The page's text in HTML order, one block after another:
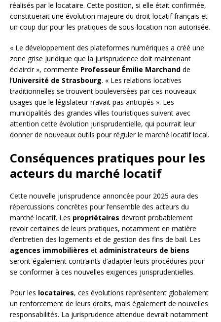
réalisés par le locataire. Cette position, si elle était confirmée,
constituerait une évolution majeure du droit locatif français et
un coup dur pour les pratiques de sous-location non autorisée.
« Le développement des plateformes numériques a créé une
zone grise juridique que la jurisprudence doit maintenant
éclaircir », commente Professeur Émilie Marchand de
l’Université de Strasbourg. « Les relations locatives
traditionnelles se trouvent bouleversées par ces nouveaux
usages que le législateur n’avait pas anticipés ». Les
municipalités des grandes villes touristiques suivent avec
attention cette évolution jurisprudentielle, qui pourrait leur
donner de nouveaux outils pour réguler le marché locatif local.
Conséquences pratiques pour les
acteurs du marché locatif
Cette nouvelle jurisprudence annoncée pour 2025 aura des
répercussions concrètes pour l’ensemble des acteurs du
marché locatif. Les propriétaires devront probablement
revoir certaines de leurs pratiques, notamment en matière
d’entretien des logements et de gestion des fins de bail. Les
agences immobilières et administrateurs de biens
seront également contraints d’adapter leurs procédures pour
se conformer à ces nouvelles exigences jurisprudentielles.
Pour les locataires, ces évolutions représentent globalement
un renforcement de leurs droits, mais également de nouvelles
responsabilités. La jurisprudence attendue devrait notamment